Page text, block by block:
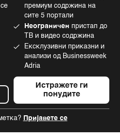
премиум содржина на
сите 5 портали
Неограничен пристап до
ТВ и видео содржина
Ексклузивни приказни и
анализи од Businessweek
Adria
Истражете ги
понудите
Пријавете се
Tiktok
Reserved. BLOOMBERG and the
trademarks and service marks of
displayed with permission
a Mtel Swiss SA Property
CMS by Cubes